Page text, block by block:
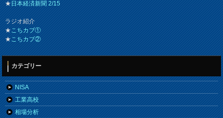
★日本経済新聞 2/15
ラジオ紹介
★こちカブ①
★こちカブ②
カテゴリー
NISA
工業高校
相場分析